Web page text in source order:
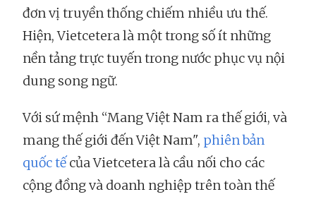
đơn vị truyền thống chiếm nhiều ưu thế.
Hiện, Vietcetera là một trong số ít những
nền tảng trực tuyến trong nước phục vụ nội
dung song ngữ.
Với sứ mệnh “Mang Việt Nam ra thế giới, và
mang thế giới đến Việt Nam", phiên bản
quốc tế của Vietcetera là cầu nối cho các
cộng đồng và doanh nghiệp trên toàn thế